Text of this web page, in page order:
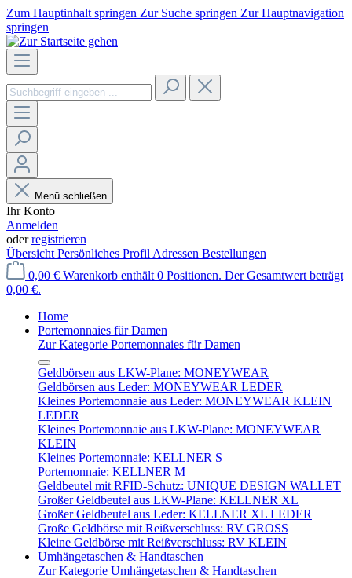
Zum Hauptinhalt springen Zur Suche springen Zur Hauptnavigation
springen
Menü schließen
Ihr Konto
Anmelden
oderregistrieren
Übersicht Persönliches Profil Adressen Bestellungen
0,00 € Warenkorb enthält 0 Positionen. Der Gesamtwert beträgt
0,00 €.
Home
Portemonnaies für Damen
Zur Kategorie Portemonnaies für Damen
Geldbörsen aus LKW-Plane: MONEYWEAR
Geldbörsen aus Leder: MONEYWEAR LEDER
Kleines Portemonnaie aus Leder: MONEYWEAR KLEIN
LEDER
Kleines Portemonnaie aus LKW-Plane: MONEYWEAR
KLEIN
Kleines Portemonnaie: KELLNER S
Portemonnaie: KELLNER M
Geldbeutel mit RFID-Schutz: UNIQUE DESIGN WALLET
Großer Geldbeutel aus LKW-Plane: KELLNER XL
Großer Geldbeutel aus Leder: KELLNER XL LEDER
Große Geldbörse mit Reißverschluss: RV GROSS
Kleine Geldbörse mit Reißverschluss: RV KLEIN
Umhängetaschen & Handtaschen
Zur Kategorie Umhängetaschen & Handtaschen